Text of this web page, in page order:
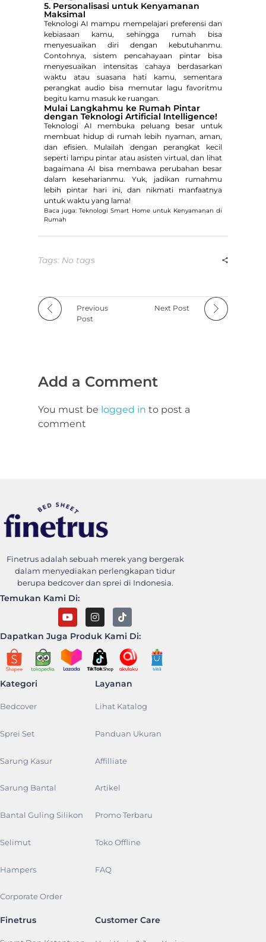
5. Personalisasi untuk Kenyamanan
Maksimal
Teknologi AI mampu mempelajari preferensi dan
kebiasaan kamu, sehingga rumah bisa
menyesuaikan diri dengan kebutuhanmu.
Contohnya, sistem pencahayaan pintar bisa
menyesuaikan intensitas cahaya berdasarkan
waktu atau suasana hati kamu, sementara
perangkat audio bisa memutar lagu favoritmu
begitu kamu masuk ke ruangan.
Mulai Langkahmu ke Rumah Pintar
dengan Teknologi Artificial Intelligence!
Teknologi AI membuka peluang besar untuk
membuat hidup di rumah lebih nyaman, aman,
dan efisien. Mulailah dengan perangkat kecil
seperti lampu pintar atau asisten virtual, dan lihat
bagaimana AI bisa membawa perubahan besar
dalam keseharianmu. Yuk, jadikan rumahmu
lebih pintar hari ini, dan nikmati manfaatnya
untuk waktu yang lama!
Baca juga: Teknologi Smart Home untuk Kenyamanan di
Rumah
Tags: No tags
Previous
Post
Next Post
Add a Comment
You must be logged in to post a
comment
Finetrus Bedcover
Finetrus adalah sebuah merek yang bergerak
dalam menyediakan perlengkapan tidur
berupa bedcover dan sprei di Indonesia.
Temukan Kami Di:
Dapatkan Juga Produk Kami Di:
Kategori
Bedcover
Sprei Set
Sarung Kasur
Sarung Bantal
Bantal Guling Silikon
Selimut
Hampers
Corporate Order
Layanan
Lihat Katalog
Panduan Ukuran
Affilliate
Artikel
Promo Terbaru
Toko Offline
FAQ
Finetrus Customer Care